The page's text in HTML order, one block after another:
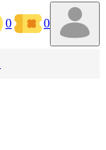
0 0